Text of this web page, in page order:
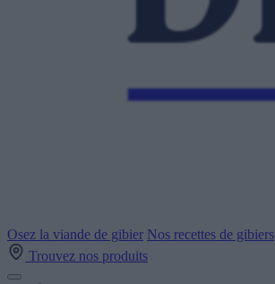
Osez la viande de gibier Nos recettes de gibiers
Trouvez nos produits